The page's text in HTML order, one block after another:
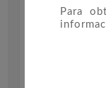
Para
2021